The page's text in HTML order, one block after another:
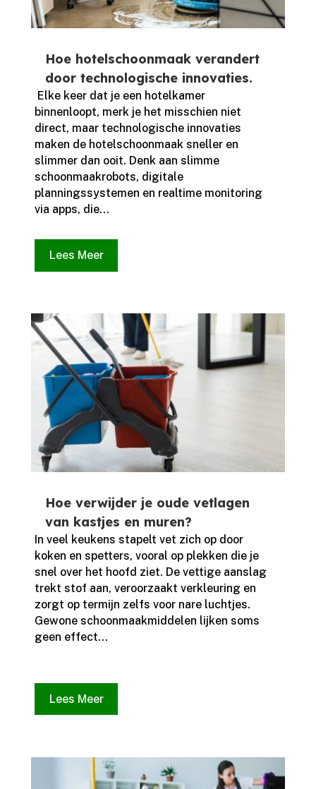
Hoe hotelschoonmaak verandert
door technologische innovaties.
​ Elke keer dat je een hotelkamer
binnenloopt, merk je het misschien niet
direct, maar technologische innovaties
maken de hotelschoonmaak sneller en
slimmer dan ooit.​ Denk aan slimme
schoonmaakrobots, digitale
planningssystemen en realtime monitoring
via apps, die...
Lees Meer
Hoe verwijder je oude vetlagen
van kastjes en muren?
In veel keukens stapelt vet zich op door
koken en spetters, vooral op plekken die je
snel over het hoofd ziet.​ De vettige aanslag
trekt stof aan, veroorzaakt verkleuring en
zorgt op termijn zelfs voor nare luchtjes.​
Gewone schoonmaakmiddelen lijken soms
geen effect...
Lees Meer